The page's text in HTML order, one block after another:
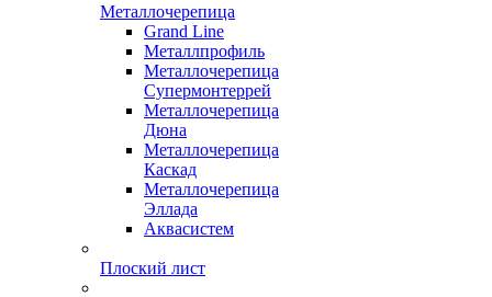
Металлочерепица
Grand Line
Металлпрофиль
Металлочерепица
Супермонтеррей
Металлочерепица
Дюна
Металлочерепица
Каскад
Металлочерепица
Эллада
Аквасистем
Плоский лист